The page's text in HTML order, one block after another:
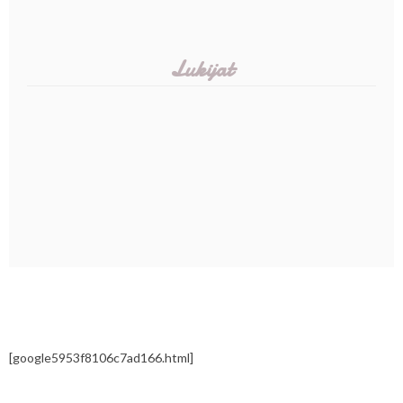
Lukijat
[google5953f8106c7ad166.html]